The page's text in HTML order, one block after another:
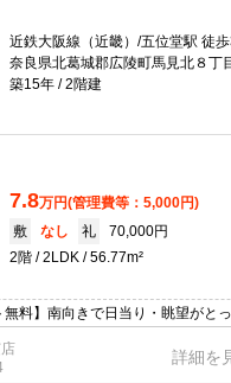
近鉄大阪線（近畿）/五位堂駅 徒
奈良県北葛城郡広陵町馬見北８丁
築15年
2階建
7.8万円(管理費等：5,000円)
敷
なし 礼
70,000円
2階
2LDK 56.77m²
無料】南向きで日当り・眺望がと
チンもワイドキッチン♪広陵町内の
も環境がいいですよ♪最上階角部
詳細を